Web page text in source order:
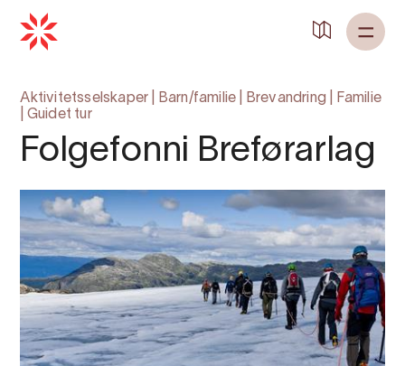
Aktivitetsselskaper Barn/familie Brevandring
Familie
Guidet tur
Folgefonni Breførarlag